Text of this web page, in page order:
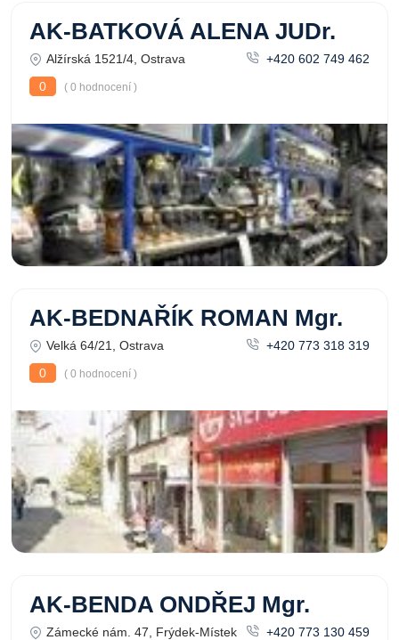
AK-BATKOVÁ ALENA JUDr.
Alžírská 1521/4, Ostrava
+420 602 749 462
0
( 0 hodnocení )
AK-BEDNAŘÍK ROMAN Mgr.
Velká 64/21, Ostrava
+420 773 318 319
0
( 0 hodnocení )
AK-BENDA ONDŘEJ Mgr.
Zámecké nám. 47, Frýdek-Místek
+420 773 130 459